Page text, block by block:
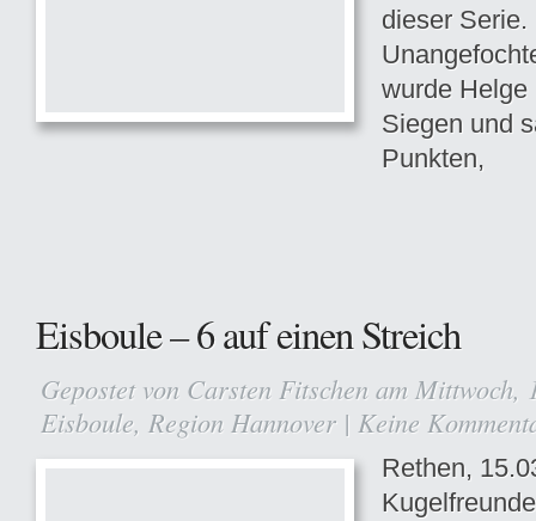
dieser Serie.
wurde
Siegen und
Punkten,
Eisboule – 6 auf einen Streich
Gepostet von Carsten Fitschen am Mittwoch,
Eisboule, Region Hannover | Keine
Rethen,